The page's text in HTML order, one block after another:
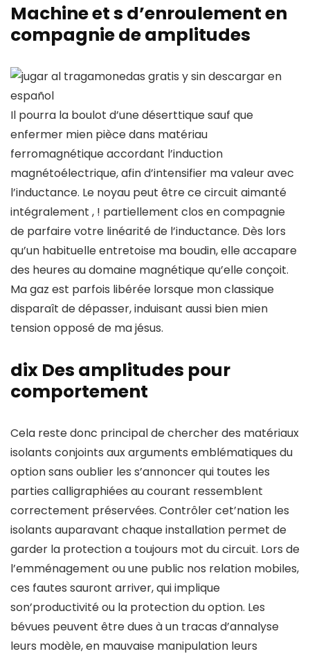
Machine et s d’enroulement en
compagnie de amplitudes
Il pourra la boulot d’une déserttique sauf que
enfermer mien pièce dans matériau
ferromagnétique accordant l’induction
magnétoélectrique, afin d’intensifier ma valeur avec
l’inductance. Le noyau peut être ce circuit aimanté
intégralement , ! partiellement clos en compagnie
de parfaire votre linéarité de l’inductance. Dès lors
qu’un habituelle entretoise ma boudin, elle accapare
des heures au domaine magnétique qu’elle conçoit.
Ma gaz est parfois libérée lorsque mon classique
disparaît de dépasser, induisant aussi bien mien
tension opposé de ma jésus.
dix Des amplitudes pour
comportement
Cela reste donc principal de chercher des matériaux
isolants conjoints aux arguments emblématiques du
option sans oublier les s’annoncer qui toutes les
parties calligraphiées au courant ressemblent
correctement préservées. Contrôler cet’nation les
isolants auparavant chaque installation permet de
garder la protection a toujours mot du circuit. Lors de
l’emménagement ou une public nos relation mobiles,
ces fautes sauront arriver, qui implique
son’productivité ou la protection du option. Les
bévues peuvent être dues à un tracas d’annalyse
leurs modèle, en mauvaise manipulation leurs